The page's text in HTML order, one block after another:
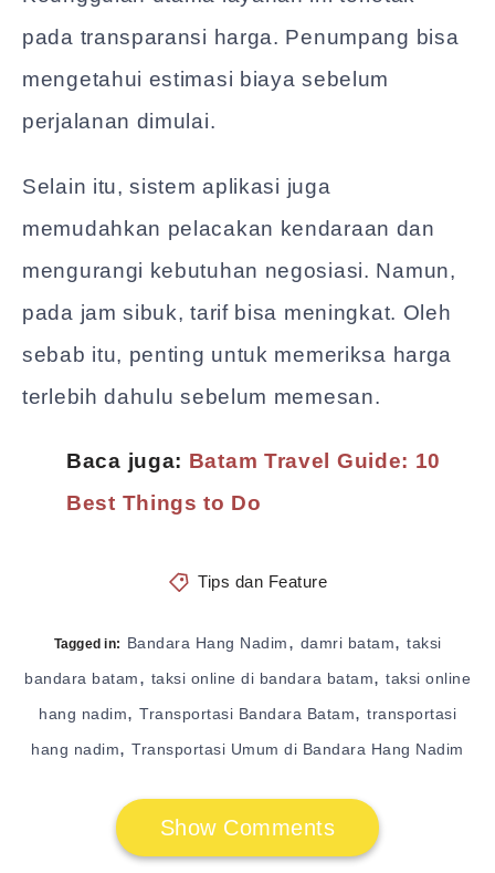
pada transparansi harga. Penumpang bisa
mengetahui estimasi biaya sebelum
perjalanan dimulai.
Selain itu, sistem aplikasi juga
memudahkan pelacakan kendaraan dan
mengurangi kebutuhan negosiasi. Namun,
pada jam sibuk, tarif bisa meningkat. Oleh
sebab itu, penting untuk memeriksa harga
terlebih dahulu sebelum memesan.
Baca juga: Batam Travel Guide: 10
Best Things to Do
Tips dan Feature
Tagged in: Bandara Hang Nadim, damri batam, taksi
bandara batam, taksi online di bandara batam, taksi online
hang nadim, Transportasi Bandara Batam, transportasi
hang nadim,Transportasi Umum di Bandara Hang Nadim
Show Comments